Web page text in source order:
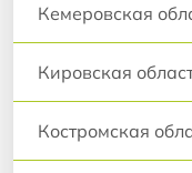
Кемеровская
Кировская
Костромская